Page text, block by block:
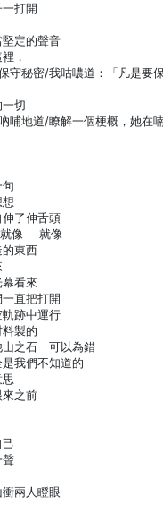
打開
定的聲音
，
守秘密/我咕噥道：「凡是要
切
哺地道/瞭解一個梗概，她在
了伸舌頭
像──就像──
東西
看來
直把打開
跡中運行
製的
山之石 可以為錯
我們不知道的
之前
聲
兩人瞪眼